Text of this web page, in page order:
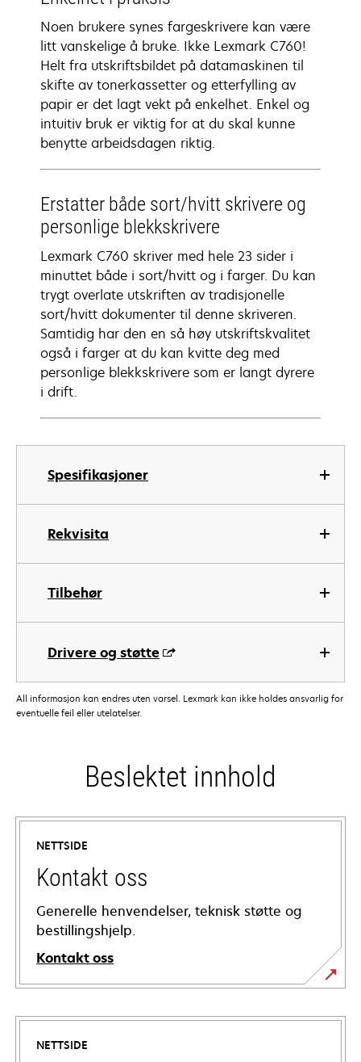
Spesifikasjoner
Rekvisita
Tilbehør
Drivere og støtte
Noen brukere synes fargeskrivere kan være
litt vanskelige å bruke. Ikke Lexmark C760!
Helt fra utskriftsbildet på datamaskinen til
skifte av tonerkassetter og etterfylling av
papir er det lagt vekt på enkelhet. Enkel og
intuitiv bruk er viktig for at du skal kunne
benytte arbeidsdagen riktig.
Erstatter både sort/hvitt skrivere og
personlige blekkskrivere
Lexmark C760 skriver med hele 23 sider i
minuttet både i sort/hvitt og i farger. Du kan
trygt overlate utskriften av tradisjonelle
sort/hvitt dokumenter til denne skriveren.
Samtidig har den en så høy utskriftskvalitet
også i farger at du kan kvitte deg med
personlige blekkskrivere som er langt dyrere
i drift.
All informasjon kan endres uten varsel. Lexmark kan ikke holdes ansvarlig for
eventuelle feil eller utelatelser.
Beslektet innhold
NETTSIDE
Kontakt oss
Generelle henvendelser, teknisk støtte og
bestillingshjelp.
Kontakt oss
NETTSIDE